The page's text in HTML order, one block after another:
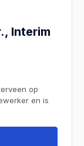
Interim
op
en is